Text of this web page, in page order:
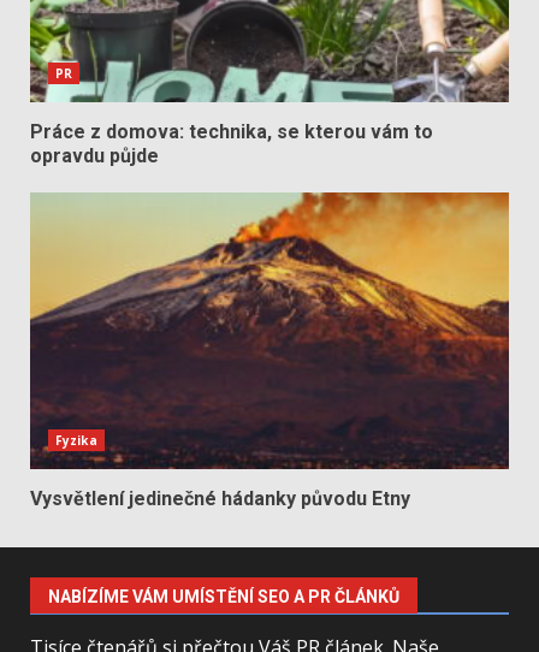
PR
Práce z domova: technika, se kterou vám to
opravdu půjde
Fyzika
Vysvětlení jedinečné hádanky původu Etny
NABÍZÍME VÁM UMÍSTĚNÍ SEO A PR ČLÁNKŮ